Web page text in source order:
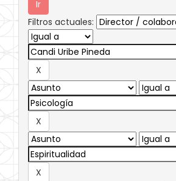
Filtros actuales: